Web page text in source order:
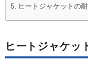
ヒートジャケットの
ヒートジャケッ